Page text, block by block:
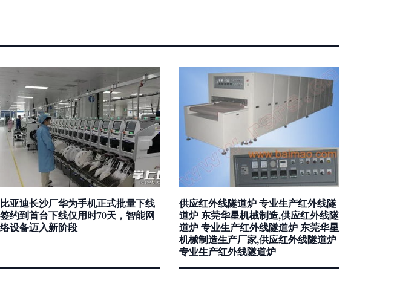
比亚迪长沙厂华为手机正式批量下线
签约到首台下线仅用时70天，智能网
络设备迈入新阶段
供应红外线隧道炉 专业生产红外线隧
道炉 东莞华星机械制造,供应红外线隧
道炉 专业生产红外线隧道炉 东莞华星
机械制造生产厂家,供应红外线隧道炉
专业生产红外线隧道炉